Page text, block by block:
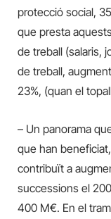
protecció social,
que presta
de treball (salaris,
de treball,
23%, (quan el
– Un panorama
que han
contribuït a
successions el
400 M€. En el